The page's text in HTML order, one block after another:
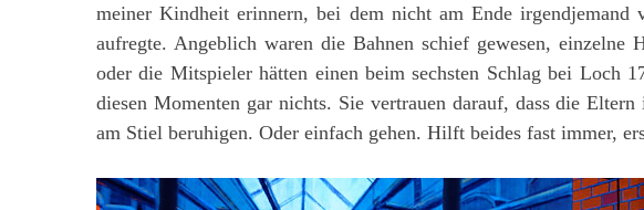
meiner Kindheit erinnern, bei dem nicht am Ende irgendjemand
aufregte. Angeblich waren die Bahnen schief gewesen, einzelne
oder die Mitspieler hätten einen beim sechsten Schlag bei Loch
diesen Momenten gar nichts. Sie vertrauen darauf, dass die
am Stiel beruhigen. Oder einfach gehen. Hilft beides fast immer,